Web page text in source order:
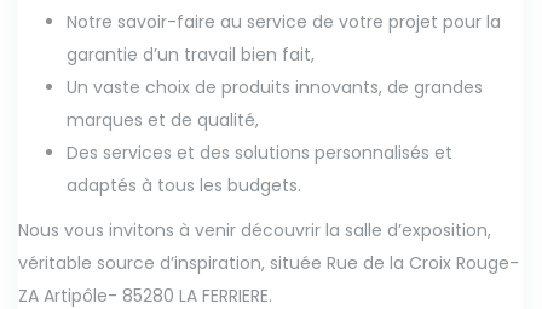
Notre savoir-faire au service de votre projet pour la
garantie d’un travail bien fait,
Un vaste choix de produits innovants, de grandes
marques et de qualité,
Des services et des solutions personnalisés et
adaptés à tous les budgets.
Nous vous invitons à venir découvrir la salle d’exposition,
véritable source d’inspiration, située Rue de la Croix Rouge-
ZA Artipôle- 85280 LA FERRIERE.